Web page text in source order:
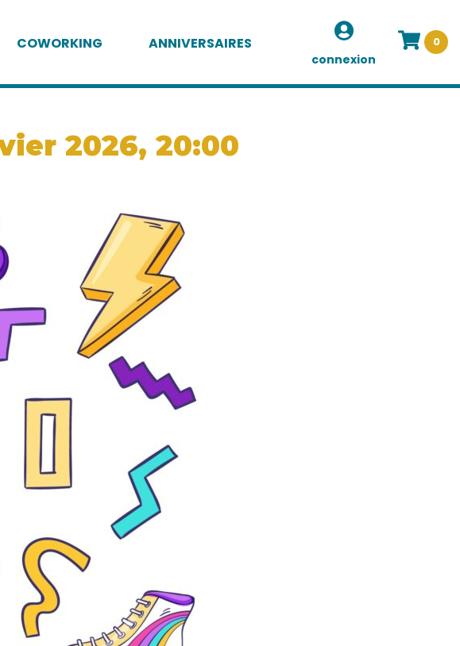
COWORKING ANNIVERSAIRES
connexion
0
2026, 20:00